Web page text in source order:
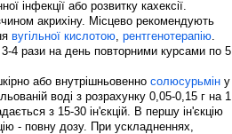
інфекції або розвитку кахексії.
акрихіну. Місцево рекомендують
вугільної кислотою, рентгенотерапію.
4 рази на день повторними курсами по 5
або внутрішньовенно солюсурьмін у
воді з розрахунку 0,05-0,15 г на 1
з 15-30 ін'єкцій. В першу ін'єкцію
- повну дозу. При ускладненнях,